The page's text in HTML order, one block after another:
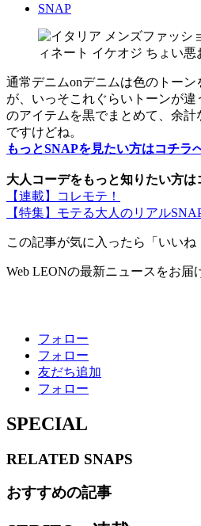
SNAP
通常デニムonデニムは色のトー
が、いっそこれぐらいトーンが
のアイテムを黒でまとめて、余計
ですけどね。
もっとSNAPを見たい方はコチラ
大人コーデをもっと知りたい方
【連載】コレモテ！
【特集】モテる大人のリアル
この記事が気に入ったら「いいね
Web LEONの最新ニュースをお届
フォロー
フォロー
友だち追加
フォロー
SPECIAL
RELATED SNAPS
おすすめの記事